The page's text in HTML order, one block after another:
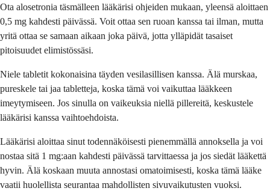
Ota alosetronia täsmälleen lääkärisi ohjeiden mukaan, yleensä aloittaen
0,5 mg kahdesti päivässä. Voit ottaa sen ruoan kanssa tai ilman, mutta
yritä ottaa se samaan aikaan joka päivä, jotta ylläpidät tasaiset
pitoisuudet elimistössäsi.
Niele tabletit kokonaisina täyden vesilasillisen kanssa. Älä murskaa,
pureskele tai jaa tabletteja, koska tämä voi vaikuttaa lääkkeen
imeytymiseen. Jos sinulla on vaikeuksia niellä pillereitä, keskustele
lääkärisi kanssa vaihtoehdoista.
Lääkärisi aloittaa sinut todennäköisesti pienemmällä annoksella ja voi
nostaa sitä 1 mg:aan kahdesti päivässä tarvittaessa ja jos siedät lääkettä
hyvin. Älä koskaan muuta annostasi omatoimisesti, koska tämä lääke
vaatii huolellista seurantaa mahdollisten sivuvaikutusten vuoksi.